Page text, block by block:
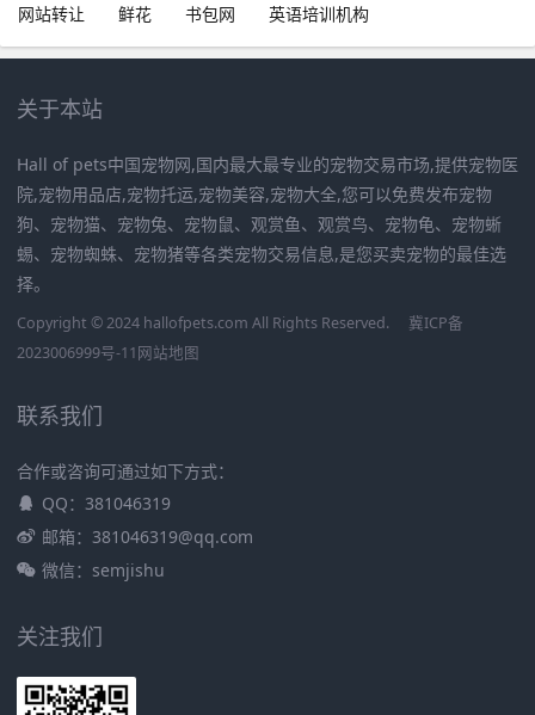
网站转让
鲜花 书包网 英语培训机构
关于本站
Hall of pets中国宠物网,国内最大最专业的宠物交易市场,提供宠物医
院,宠物用品店,宠物托运,宠物美容,宠物大全,您可以免费发布宠物
狗、宠物猫、宠物兔、宠物鼠、观赏鱼、观赏鸟、宠物龟、宠物蜥
蜴、宠物蜘蛛、宠物猪等各类宠物交易信息,是您买卖宠物的最佳选
择。
Copyright © 2024 hallofpets.com All Rights Reserved.
冀ICP备
2023006999号-11网站地图
联系我们
合作或咨询可通过如下方式：
QQ：381046319
邮箱：381046319@qq.com
微信：semjishu
关注我们